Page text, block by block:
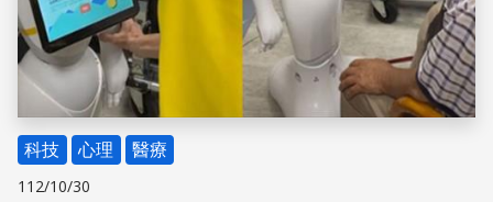
科技 心理 醫療
112/10/30